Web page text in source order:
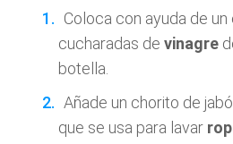
Coloca con ayuda de
cucharadas de vinagre
botella.
Añade un chorito de
que se usa para lavar